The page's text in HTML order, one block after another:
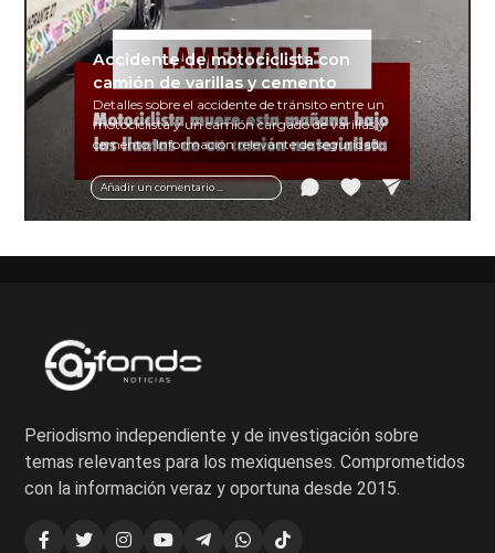
Añadir un comentario ...
Accidente de motociclista con
camión de varillas y cemento
Detalles sobre el accidente de tránsito entre un
motociclista y un camión cargado de varillas y
cemento. Información relevante de seguridad
vial y recomendaciones para motociclistas.
Periodismo independiente y de investigación sobre
temas relevantes para los mexiquenses. Comprometidos
con la información veraz y oportuna desde 2015.